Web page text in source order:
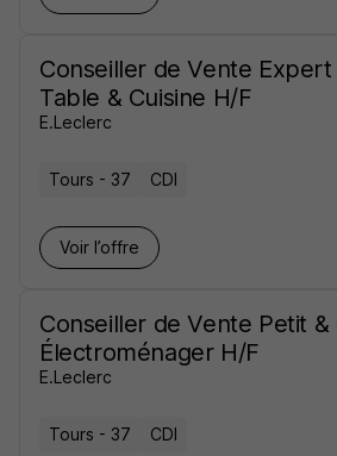
Conseiller de Vente
Table & Cuisine H/F
E.Leclerc
Tours - 37 CDI
Voir l’offre
Conseiller de Vente Petit &
Électroménager H/F
E.Leclerc
Tours - 37 CDI